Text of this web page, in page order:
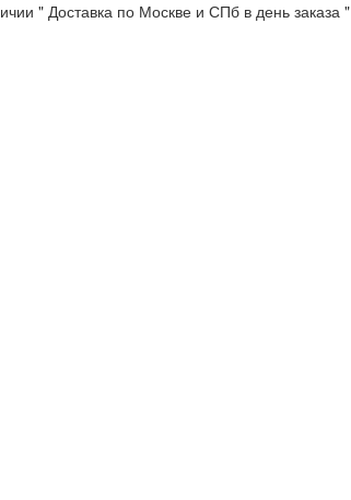
" Доставка по Москве и СПб в день заказа "